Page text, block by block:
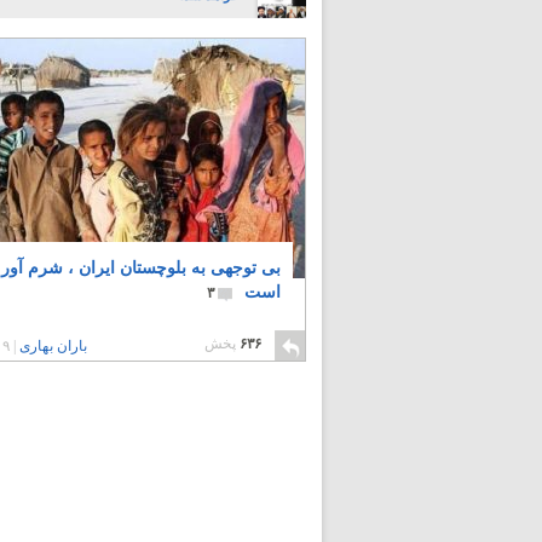
بی توجهی به بلوچستان ایران ، شرم آور
است
۳
۶۳۶ پخش باران بهاری |۹ سال پیش